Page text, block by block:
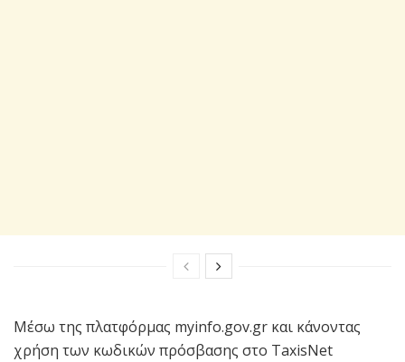
Μέσω της πλατφόρμας myinfo.gov.gr και κάνοντας
χρήση των κωδικών πρόσβασης στο TaxisNet